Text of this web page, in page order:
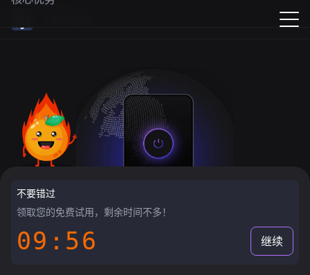
不要错过
领取您的免费试用，剩余时间不多！
09:55 继续